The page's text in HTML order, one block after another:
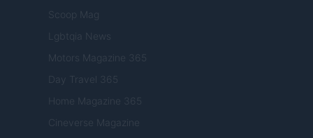
Scoop Mag
Lgbtqia News
Motors Magazine 365
Day Travel 365
Home Magazine 365
Cineverse Magazine